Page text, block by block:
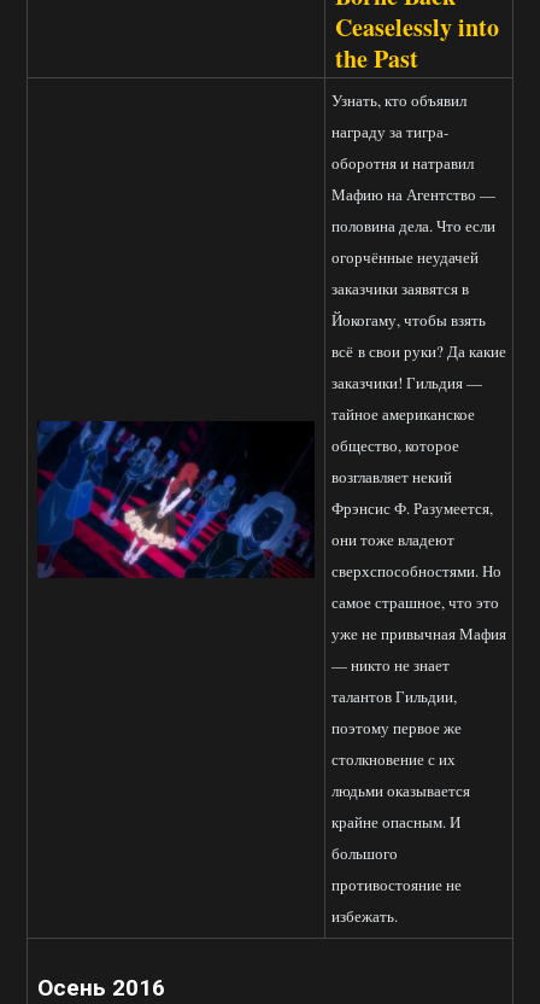
Ceaselessly into
the Past
Узнать, кто объявил
награду за тигра-
оборотня и натравил
Мафию на Агентство —
половина дела. Что если
огорчённые неудачей
заказчики заявятся в
Йокогаму, чтобы взять
всё в свои руки? Да какие
заказчики! Гильдия —
тайное американское
общество, которое
возглавляет некий
Фрэнсис Ф. Разумеется,
они тоже владеют
сверхспособностями. Но
самое страшное, что это
уже не привычная Мафия
— никто не знает
талантов Гильдии,
поэтому первое же
столкновение с их
людьми оказывается
крайне опасным. И
большого
противостояние не
избежать.
Осень 2016